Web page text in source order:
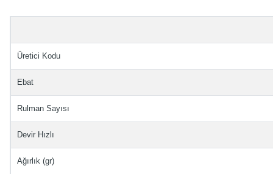
Üretici Kodu
Ebat
Rulman Sayısı
Devir Hızlı
Ağırlık (gr)